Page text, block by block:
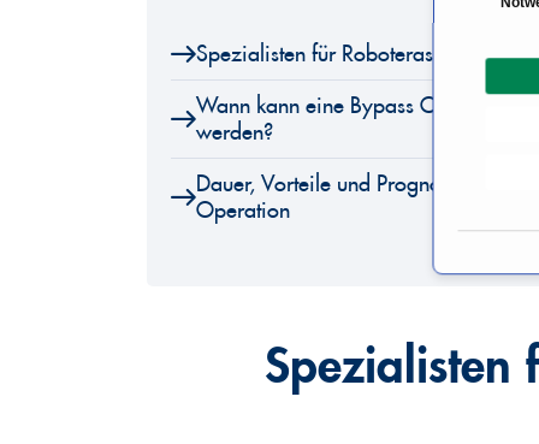
n
g
n
a
Spezialisten für Roboterassistierte
Wann kann eine Bypass Operation
werden?
Dauer, Vorteile und Prognose der
Operation
Spezialisten